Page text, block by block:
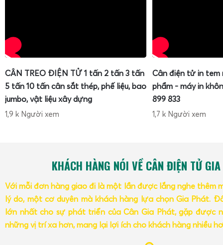
CÂN TREO ĐIỆN TỬ 1 tấn 2 tấn 3 tấn
5 tấn 10 tấn cân sắt thép, phế liệu, bao
jumbo, vật liệu xây dựng
1,9 k Người xem
Cân điện tử in tem
phẩm - máy in
899 833
1,7 k Người xem
KHÁCH HÀNG NÓI VỀ CÂN ĐIỆN TỬ
Với mỗi đơn hàng giao đi là một lần được lắng nghe thêm
lý do, một cơ duyên mà khách hàng lựa chọn Gia Phát.
lớn nhất cho sự phát triển của Cân Gia Phát, gặp được
những vị trí xa hơn, mang lại lợi ích cho khách hàng nhiều